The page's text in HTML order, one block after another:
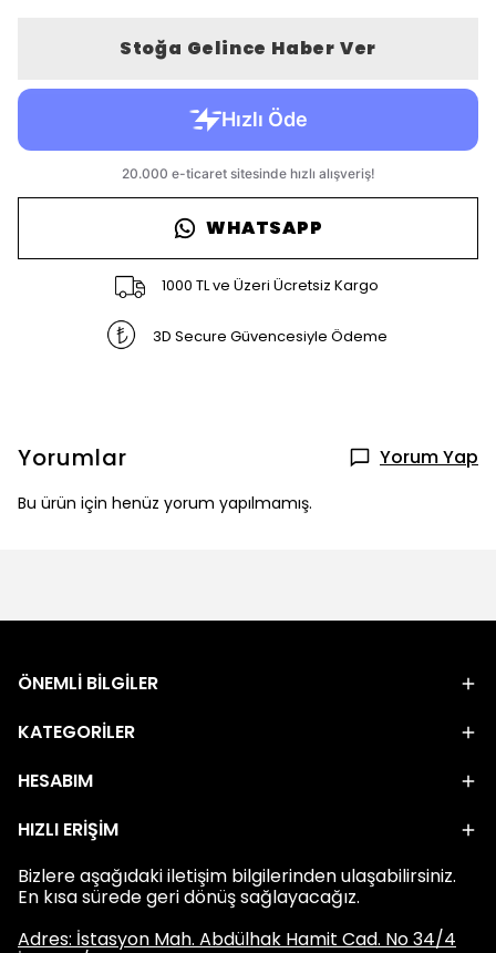
Stoğa Gelince Haber Ver
WHATSAPP
1000 TL ve Üzeri Ücretsiz Kargo
3D Secure Güvencesiyle Ödeme
Yorumlar Yorum Yap
Bu ürün için henüz yorum yapılmamış.
ÖNEMLİ BİLGİLER
KATEGORİLER
HESABIM
HIZLI ERİŞİM
Bizlere aşağıdaki iletişim bilgilerinden ulaşabilirsiniz.
En kısa sürede geri dönüş sağlayacağız.
Adres: İstasyon Mah. Abdülhak Hamit Cad. No 34/4